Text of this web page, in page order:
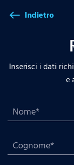
west Indietro
Inserisci i dati
e